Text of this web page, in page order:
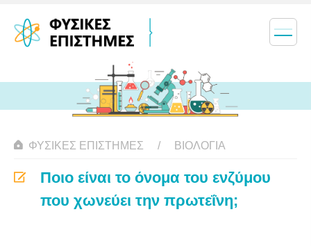
ΦΥΣΙΚΈΣ ΕΠΙΣΤΉΜΕΣ ΒΙΟΛΟΓΊΑ
Ποιο είναι το όνομα του ενζύμου
που χωνεύει την πρωτεΐνη;